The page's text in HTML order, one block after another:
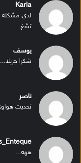
Karla
لدي مشكله
تشغ...
يوسف
شكرا جزيلا...
ناصر
تحديث هواوي
ههه...